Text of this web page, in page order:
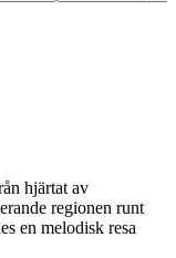
hjärtat av
regionen runt
en melodisk resa